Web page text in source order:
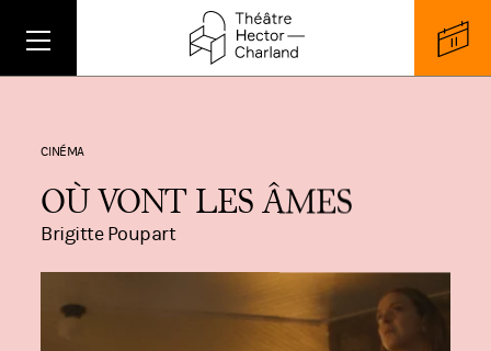
CINÉMA
OÙ VONT LES ÂMES
Brigitte Poupart